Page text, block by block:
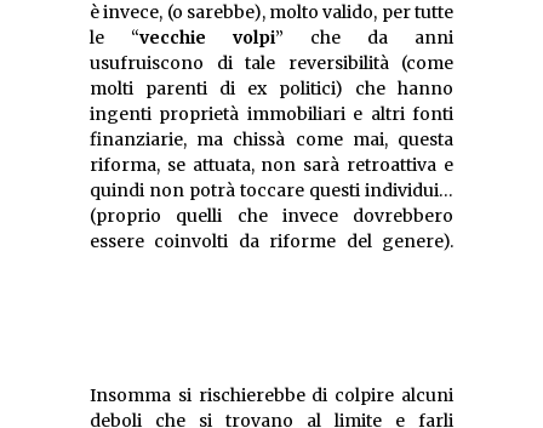
è invece, (o sarebbe), molto valido, per tutte
le “vecchie volpi” che da anni
usufruiscono di tale reversibilità (come
molti parenti di ex politici) che hanno
ingenti proprietà immobiliari e altri fonti
finanziarie, ma chissà come mai, questa
riforma, se attuata, non sarà retroattiva e
quindi non potrà toccare questi individui…
(proprio quelli che invece dovrebbero
Insomma si rischierebbe di colpire alcuni
deboli che si trovano al limite e farli